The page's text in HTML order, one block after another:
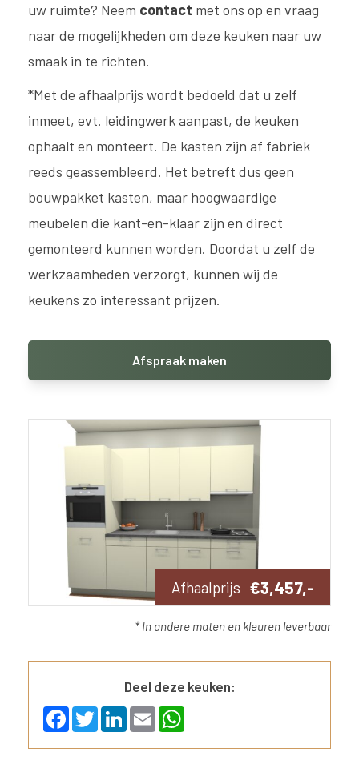
uw ruimte? Neem contact met ons op en vraag
naar de mogelijkheden om deze keuken naar uw
smaak in te richten.
*Met de afhaalprijs wordt bedoeld dat u zelf
inmeet, evt. leidingwerk aanpast, de keuken
ophaalt en monteert. De kasten zijn af fabriek
reeds geassembleerd. Het betreft dus geen
bouwpakket kasten, maar hoogwaardige
meubelen die kant-en-klaar zijn en direct
gemonteerd kunnen worden. Doordat u zelf de
werkzaamheden verzorgt, kunnen wij de
keukens zo interessant prijzen.
Afspraak maken
Afhaalprijs €3,457,-
* In andere maten en kleuren leverbaar
Deel deze keuken:
F
a
e
T
w
t
L
k
E
m
i
t